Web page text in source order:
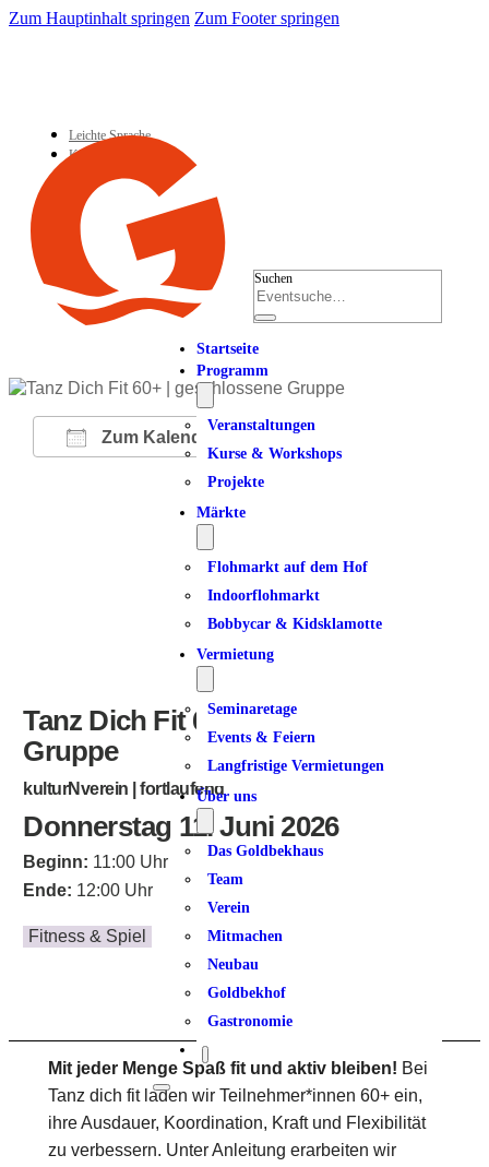
Zum Hauptinhalt springen Zum Footer springen
Leichte Sprache
Kontakt
Suchen
Startseite
Programm
Veranstaltungen
Kurse & Workshops
Projekte
Märkte
Flohmarkt auf dem Hof
Indoorflohmarkt
Bobbycar & Kidsklamotte
Vermietung
Seminaretage
Events & Feiern
Langfristige Vermietungen
Über uns
Das Goldbekhaus
Team
Verein
Mitmachen
Neubau
Goldbekhof
Gastronomie
Zum Kalender hinzufügen
ICS herunterladen
Google Kalender
iCalendarOffice 365
Tanz Dich Fit 60+ | geschlossene
Gruppe
kulturNverein | fortlaufend
Donnerstag 11. Juni 2026
Beginn: 11:00 Uhr
Ende: 12:00 Uhr
Fitness & Spiel
Mit jeder Menge Spaß fit und aktiv bleiben! Bei
Tanz dich fit laden wir Teilnehmer*innen 60+ ein,
ihre Ausdauer, Koordination, Kraft und Flexibilität
zu verbessern. Unter Anleitung erarbeiten wir